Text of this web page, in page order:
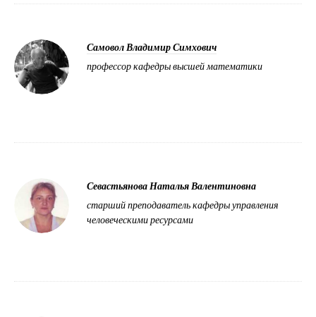
Самовол Владимир Симхович
профессор кафедры высшей математики
Севастьянова Наталья Валентиновна
старший преподаватель кафедры управления
человеческими ресурсами